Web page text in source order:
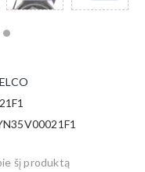
šį produktą